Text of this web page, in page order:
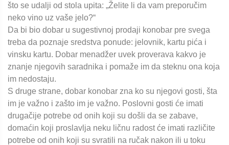
što se udalji od stola upita: „Želite li da vam preporučim
neko vino uz vaše jelo?“
Da bi bio dobar u sugestivnoj prodaji konobar pre svega
treba da poznaje sredstva ponude: jelovnik, kartu pića i
vinsku kartu. Dobar menadžer uvek proverava kakvo je
znanje njegovih saradnika i pomaže im da steknu ona koja
im nedostaju.
S druge strane, dobar konobar zna ko su njegovi gosti, šta
im je važno i zašto im je važno. Poslovni gosti će imati
drugačije potrebe od onih koji su došli da se zabave,
domaćin koji proslavlja neku ličnu radost će imati različite
potrebe od onih koji su svratili na ručak nakon ili u toku